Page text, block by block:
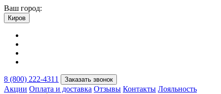
Ваш город:
Киров
8 (800) 222-4311 Заказать звонок
Акции Оплата и доставка Отзывы Контакты Лояльность